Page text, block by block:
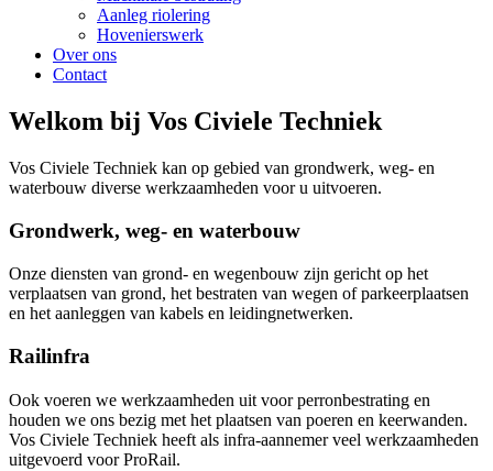
Aanleg riolering
Hovenierswerk
Over ons
Contact
Welkom bij Vos Civiele Techniek
Vos Civiele Techniek kan op gebied van grondwerk, weg- en
waterbouw diverse werkzaamheden voor u uitvoeren.
Grondwerk, weg- en waterbouw
Onze diensten van grond- en wegenbouw zijn gericht op het
verplaatsen van grond, het bestraten van wegen of parkeerplaatsen
en het aanleggen van kabels en leidingnetwerken.
Railinfra
Ook voeren we werkzaamheden uit voor perronbestrating en
houden we ons bezig met het plaatsen van poeren en keerwanden.
Vos Civiele Techniek heeft als infra-aannemer veel werkzaamheden
uitgevoerd voor ProRail.